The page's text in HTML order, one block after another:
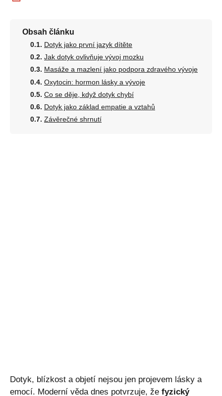
Obsah článku
Dotyk jako první jazyk dítěte
Jak dotyk ovlivňuje vývoj mozku
Masáže a mazlení jako podpora zdravého vývoje
Oxytocin: hormon lásky a vývoje
Co se děje, když dotyk chybí
Dotyk jako základ empatie a vztahů
Závěrečné shrnutí
Dotyk, blízkost a objetí nejsou jen projevem lásky a
emocí. Moderní věda dnes potvrzuje, že fyzický